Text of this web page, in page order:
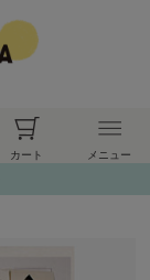
カート メニュー